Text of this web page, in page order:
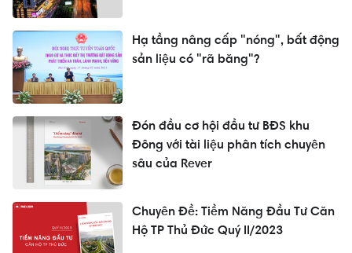
Hạ tầng nâng cấp "nóng", bất động
sản liệu có "rã băng"?
Đón đầu cơ hội đầu tư BĐS khu
Đông với tài liệu phân tích chuyên
sâu của Rever
Chuyên Đề: Tiềm Năng Đầu Tư Căn
Hộ TP Thủ Đức Quý II/2023